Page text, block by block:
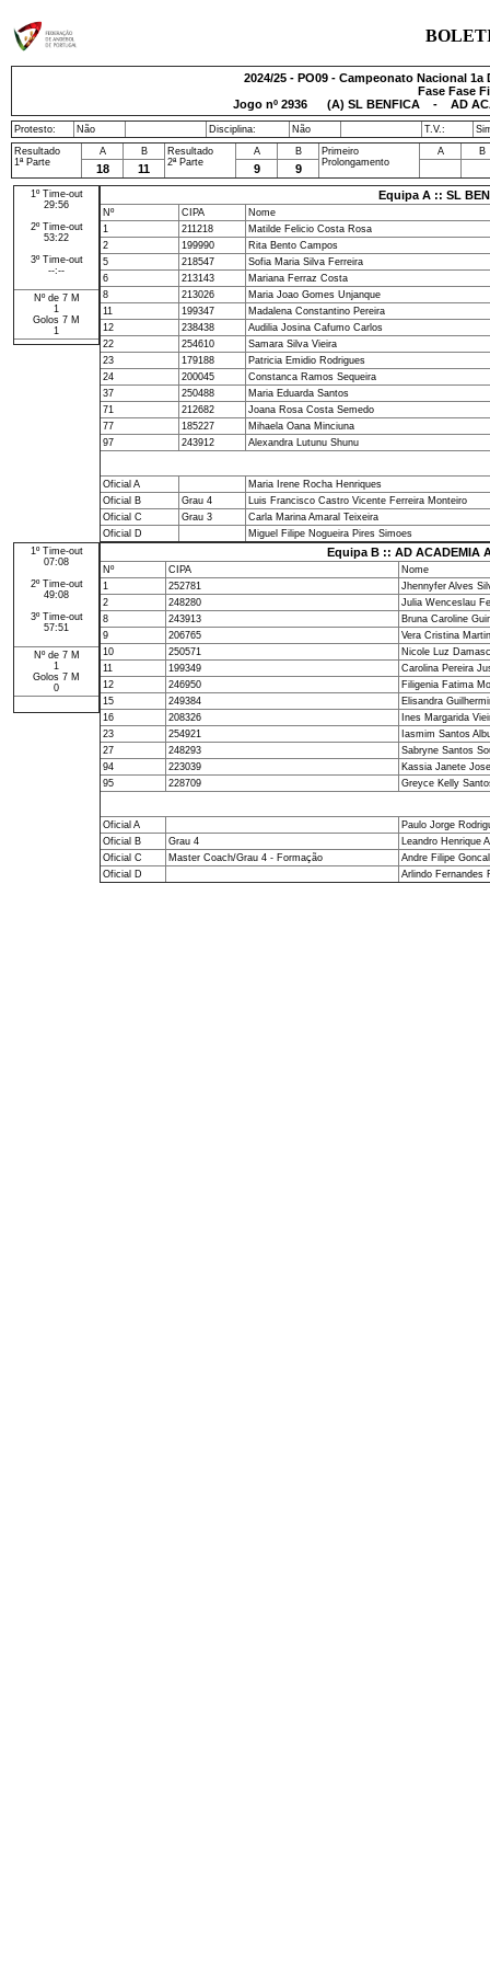
2024/25 - PO09 - Campeonato Nacional
Fase Fase
Jogo nº 2936(A) SL BENFICA - AD
Protesto: Não Disciplina: Não T.V.:
Resultado
1ª Parte
A B
Resultado
2ª Parte
A B
Primeiro
Prolongamento
A B
18 11 9 9
1º Time-out
29:56
2º Time-out
53:22
3º Time-out
--:--
Nº de 7 M
1
Golos 7 M
1
Equipa A :: SL
Nº CIPA
Nome
1
211218
Matilde Felicio Costa Rosa
2
199990
Rita Bento Campos
5
218547
Sofia Maria Silva Ferreira
6
213143
Mariana Ferraz Costa
8
213026
Maria Joao Gomes Unjanque
11
199347
Madalena Constantino Pereira
12
238438
Audilia Josina Cafumo Carlos
22
254610
Samara Silva Vieira
23
179188
Patricia Emidio Rodrigues
24
200045
Constanca Ramos Sequeira
37
250488
Maria Eduarda Santos
71
212682
Joana Rosa Costa Semedo
77
185227
Mihaela Oana Minciuna
97
243912 Alexandra Lutunu Shunu
Oficial A
Maria Irene Rocha Henriques
Oficial B
Grau 4
Luis Francisco Castro Vicente Ferreira Monteiro
Oficial C
Grau 3
Carla Marina Amaral Teixeira
Oficial D
Miguel Filipe Nogueira Pires Simoes
1º Time-out
07:08
2º Time-out
49:08
3º Time-out
57:51
Nº de 7 M
1
Golos 7 M
0
Equipa B :: AD ACADEMIA
Nº CIPA
Nome
1
252781
Jhennyfer Alves
2
248280
Julia Wenceslau
8
243913
Bruna Caroline
9
206765
Vera Cristina
10
250571
Nicole Luz
11
199349
Carolina Pereira
12
246950
Filigenia Fatima
15
249384
Elisandra
16
208326
Ines Margarida
23
254921
Iasmim Santos
27
248293
Sabryne Santos
94
223039
Kassia Janete
95
228709 Greyce Kelly
Oficial A
Paulo Jorge
Oficial B
Grau 4
Leandro Henrique
Oficial C
Master Coach/Grau 4 - Formação
Andre Filipe
Oficial D
Arlindo Fernandes